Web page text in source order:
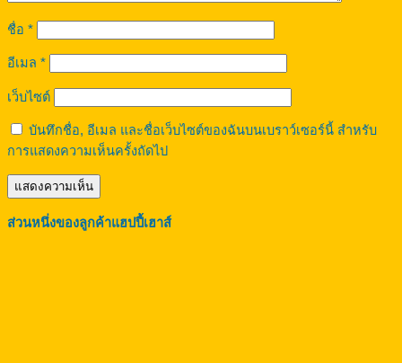
ชื่อ *
อีเมล *
เว็บไซต์
บันทึกชื่อ, อีเมล และชื่อเว็บไซต์ของฉันบนเบราว์เซอร์นี้ สำหรับ
การแสดงความเห็นครั้งถัดไป
ส่วนหนึ่งของลูกค้าแฮปปี้เฮาส์